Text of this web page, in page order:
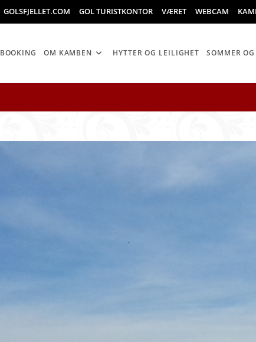
GOLSFJELLET.COM GOL TURISTKONTOR VÆRET WEBCAM
BOOKING OM KAMBEN HYTTER OG LEILIGHET SOMMER